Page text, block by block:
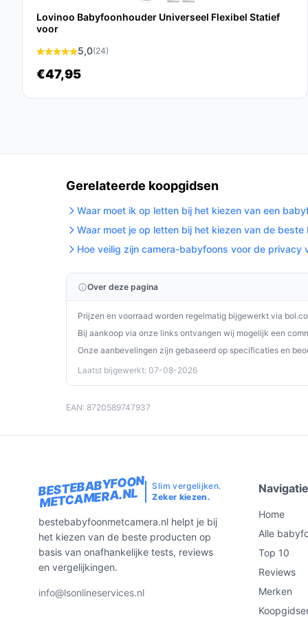
monitoren van je baby vergemakkelijken. Met
vergelijk prijzen op
behoeften!
Lovinoo Babyfoonhouder Universeel Flexibel Statief
voor
5,0(24)
€47,95
Gerelateerde koopgidsen
Waar moet ik op letten bij het kiezen van een
Waar moet je op letten bij het kiezen van de
Hoe veilig zijn camera-babyfoons voor de privacy
Over deze pagina
Prijzen en voorraad worden regelmatig bijgewerkt via
Bij aankoop via onze links ontvangen wij mogelijk een
Onze aanbevelingen zijn gebaseerd op specificaties en
Laatst bijgewerkt: 07-08-2026
EAN: 8720589747937
BESTEBABYFOON
METCAMERA.NL
Slim vergelijken.
Zeker kiezen.
bestebabyfoonmetcamera.nl helpt je bij
het kiezen van de beste producten op
basis van onafhankelijke tests, reviews
en vergelijkingen.
info@lsonlineservices.nl
Navigatie
Home
Alle
Top 10
Reviews
Merken